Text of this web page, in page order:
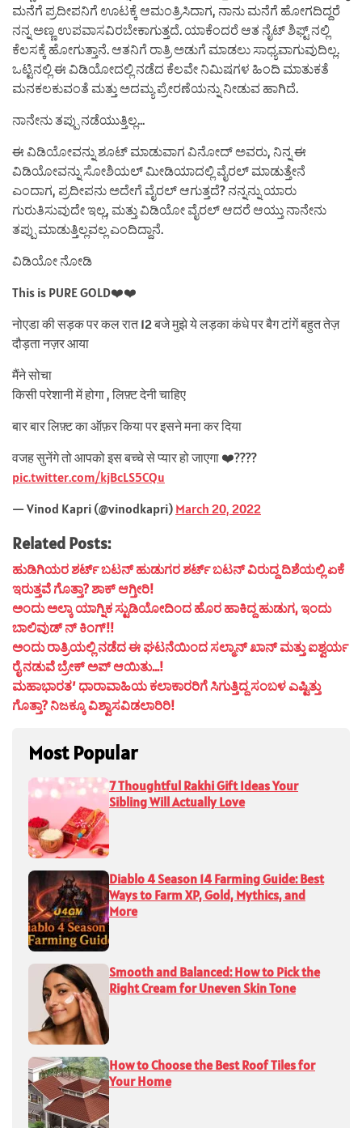
ಮನೆಗೆ ಪ್ರದೀಪನಿಗೆ ಊಟಕ್ಕೆ ಆಮಂತ್ರಿಸಿದಾಗ, ನಾನು ಮನೆಗೆ ಹೋಗದಿದ್ದರೆ
ನನ್ನ ಅಣ್ಣ ಉಪವಾಸವಿರಬೇಕಾಗುತ್ತದೆ. ಯಾಕೆಂದರೆ ಆತ ನೈಟ್ ಶಿಫ್ಟ್ ನಲ್ಲಿ
ಕೆಲಸಕ್ಕೆ ಹೋಗುತ್ತಾನೆ. ಆತನಿಗೆ ರಾತ್ರಿ ಅಡುಗೆ ಮಾಡಲು ಸಾಧ್ಯವಾಗುವುದಿಲ್ಲ.
ಒಟ್ಟಿನಲ್ಲಿ ಈ ವಿಡಿಯೋದಲ್ಲಿ ನಡೆದ ಕೆಲವೇ ನಿಮಿಷಗಳ ಹಿಂದಿ ಮಾತುಕತೆ
ಮನಕಲಕುವಂತೆ ಮತ್ತು ಅದಮ್ಯ ಪ್ರೇರಣೆಯನ್ನು ನೀಡುವ ಹಾಗಿದೆ.
ನಾನೇನು ತಪ್ಪು ನಡೆಯುತ್ತಿಲ್ಲ…
ಈ ವಿಡಿಯೋವನ್ನು ಶೂಟ್ ಮಾಡುವಾಗ ವಿನೋದ್ ಅವರು, ನಿನ್ನ ಈ
ವಿಡಿಯೋವನ್ನು ಸೋಶಿಯಲ್ ಮೀಡಿಯಾದಲ್ಲಿ ವೈರಲ್ ಮಾಡುತ್ತೇನೆ
ಎಂದಾಗ, ಪ್ರದೀಪನು ಅದೇಗೆ ವೈರಲ್ ಆಗುತ್ತದೆ? ನನ್ನನ್ನು ಯಾರು
ಗುರುತಿಸುವುದೇ ಇಲ್ಲ, ಮತ್ತು ವಿಡಿಯೋ ವೈರಲ್ ಆದರೆ ಆಯ್ತು ನಾನೇನು
ತಪ್ಪು ಮಾಡುತ್ತಿಲ್ಲವಲ್ಲ ಎಂದಿದ್ದಾನೆ.
ವಿಡಿಯೋ ನೋಡಿ
This is PURE GOLD❤️❤️
नोएडा की सड़क पर कल रात 12 बजे मुझे ये लड़का कंधे पर बैग टांगें बहुत तेज़
दौड़ता नज़र आया
मैंने सोचा
किसी परेशानी में होगा , लिफ़्ट देनी चाहिए
बार बार लिफ़्ट का ऑफ़र किया पर इसने मना कर दिया
वजह सुनेंगे तो आपको इस बच्चे से प्यार हो जाएगा ❤️????
pic.twitter.com/kjBcLS5CQu
— Vinod Kapri (@vinodkapri) March 20, 2022
Related Posts:
ಹುಡಿಗಿಯರ ಶರ್ಟ್ ಬಟನ್ ಹುಡುಗರ ಶರ್ಟ್ ಬಟನ್ ವಿರುದ್ದ ದಿಶೆಯಲ್ಲಿ ಏಕೆ
ಇರುತ್ತವೆ ಗೊತ್ತಾ? ಶಾಕ್ ಆಗ್ತೀರಿ!
ಅಂದು ಅಲ್ಕಾ ಯಾಗ್ನಿಕ ಸ್ಟುಡಿಯೋದಿಂದ ಹೊರ ಹಾಕಿದ್ದ ಹುಡುಗ, ಇಂದು
ಬಾಲಿವುಡ್ ನ್ ಕಿಂಗ್!!
ಅಂದು ರಾತ್ರಿಯಲ್ಲಿ ನಡೆದ ಈ ಘಟನೆಯಿಂದ ಸಲ್ಮಾನ್ ಖಾನ್ ಮತ್ತು ಐಶ್ವರ್ಯ
ರೈ ನಡುವೆ ಬ್ರೇಕ್ ಅಪ್ ಆಯಿತು…!
ಮಹಾಭಾರತ’ ಧಾರಾವಾಹಿಯ ಕಲಾಕಾರರಿಗೆ ಸಿಗುತ್ತಿದ್ದ ಸಂಬಳ ಎಷ್ಟಿತ್ತು
ಗೊತ್ತಾ? ನಿಜಕ್ಕೂ ವಿಶ್ವಾಸವಿಡಲಾರಿರಿ!
Most Popular
7 Thoughtful Rakhi Gift Ideas Your
Sibling Will Actually Love
Diablo 4 Season 14 Farming Guide: Best
Ways to Farm XP, Gold, Mythics, and
More
Smooth and Balanced: How to Pick the
Right Cream for Uneven Skin Tone
How to Choose the Best Roof Tiles for
Your Home